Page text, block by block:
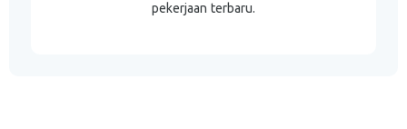
pekerjaan terbaru.